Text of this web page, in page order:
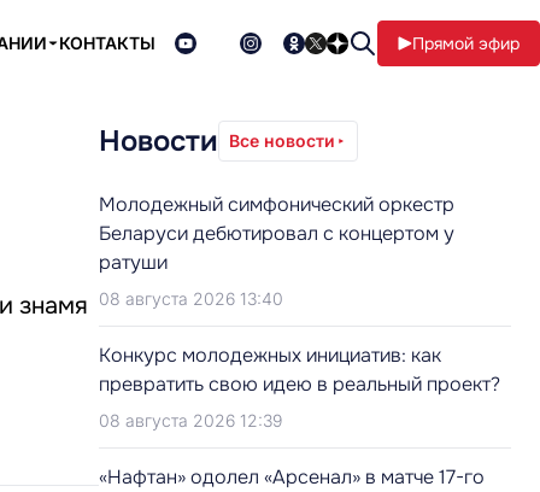
КОНТАКТЫ Прямой эфир
знамя
Новости Все новости
Молодежный симфонический оркестр
Беларуси дебютировал с концертом у
ратуши
08 августа 2026 13:40
Конкурс молодежных инициатив: как
превратить свою идею в реальный проект?
08 августа 2026 12:39
«Нафтан» одолел «Арсенал» в матче 17-го